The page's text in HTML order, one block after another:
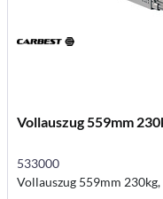
Vollauszug 559mm
533000
Vollauszug 559mm